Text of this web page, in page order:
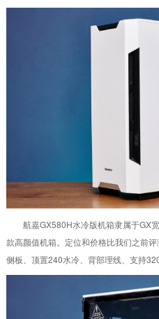
航嘉GX580H水冷版机箱隶属于GX
款高颜值机箱。定位和价格比我们之前
侧板、顶置240水冷、背部理线、支持